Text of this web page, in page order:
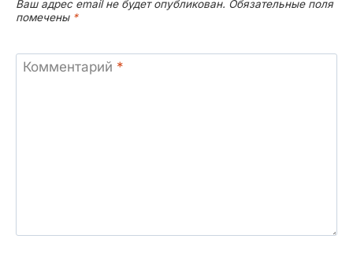
Ваш адрес email не будет опубликован. Обязательные поля
помечены *
Комментарий *